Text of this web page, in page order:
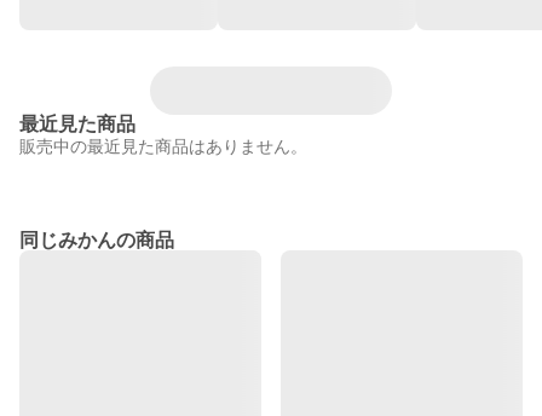
最近見た商品
販売中の最近見た商品はありません。
同じみかんの商品